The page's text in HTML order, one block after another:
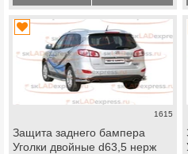
1615
Защита заднего бампера
Уголки двойные d63,5 нерж